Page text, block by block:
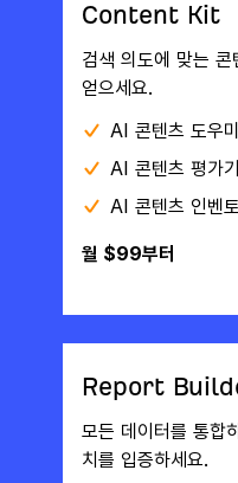
Content Kit
검색 의도에 맞는
얻으세요.
AI 콘텐츠 도우미
AI 콘텐츠 평가기
AI 콘텐츠 인벤
월 $99부터
Report
모든 데이터를 통합
치를 입증하세요.